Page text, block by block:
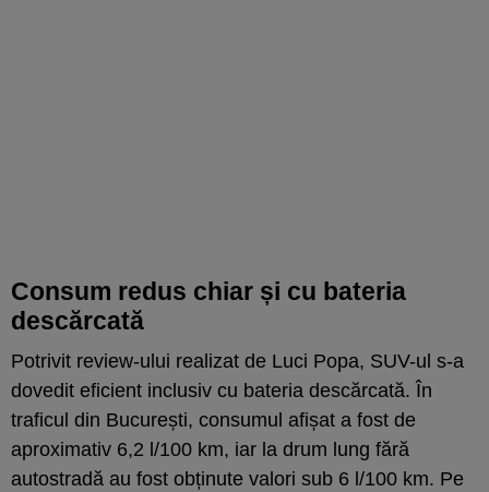
Consum redus chiar și cu bateria
descărcată
Potrivit review-ului realizat de Luci Popa, SUV-ul s-a
dovedit eficient inclusiv cu bateria descărcată. În
traficul din București, consumul afișat a fost de
aproximativ 6,2 l/100 km, iar la drum lung fără
autostradă au fost obținute valori sub 6 l/100 km. Pe